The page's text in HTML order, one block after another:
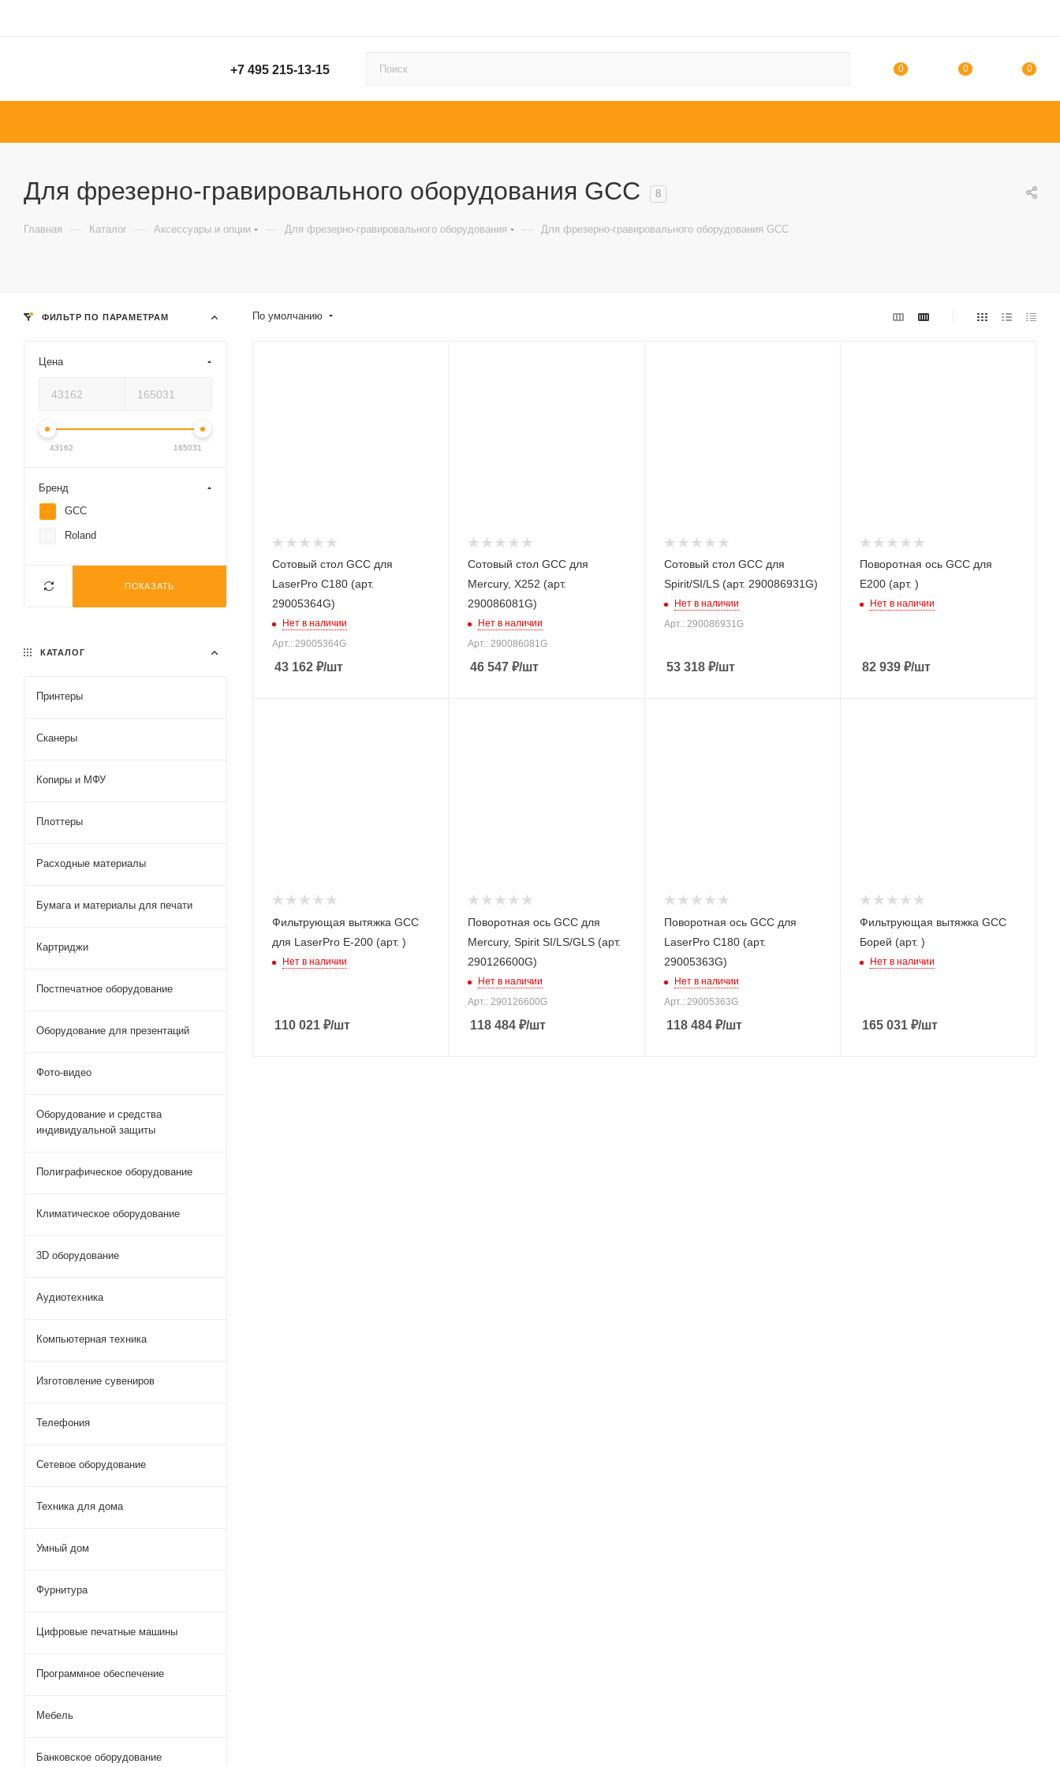
+7 495 215-13-15 0 0 0
Для фрезерно-гравировального оборудования GCC 8
Главная — Каталог — Аксессуары и опции — Для фрезерно-гравировального оборудования — Для фрезерно-гравировального оборудования GCC
По умолчанию
Сотовый стол GCC для
LaserPro C180 (арт.
29005364G)
Нет в наличии
Арт.: 29005364G
43 162 ₽/шт
Сотовый стол GCC для
Мercury, Х252 (арт.
290086081G)
Нет в наличии
Арт.: 290086081G
46 547 ₽/шт
Сотовый стол GCC для
Spirit/SI/LS (арт. 290086931G)
Нет в наличии
Арт.: 290086931G
53 318₽/шт
Поворотная ось GCC для
E200 (арт. )
Нет в наличии
82 939₽/шт
Фильтрующая вытяжка GCC
для LaserPro Е-200 (арт. )
Нет в наличии
110 021 ₽/шт
Поворотная ось GCC для
Mercury, Spirit SI/LS/GLS (арт.
290126600G)
Нет в наличии
Арт.: 290126600G
118 484 ₽/шт
Поворотная ось GCC для
LaserPro C180 (арт.
29005363G)
Нет в наличии
Арт.: 29005363G
118 484₽/шт
Фильтрующая вытяжка GCC
Борей (арт. )
Нет в наличии
165 031₽/шт
ФИЛЬТР ПО ПАРАМЕТРАМ
Цена
43162 165031
Бренд
GCC
Roland
ПОКАЗАТЬ
КАТАЛОГ
Принтеры
Сканеры
Копиры и МФУ
Плоттеры
Расходные материалы
Бумага и материалы для печати
Картриджи
Постпечатное оборудование
Оборудование для презентаций
Фото-видео
Оборудование и средства
индивидуальной защиты
Полиграфическое оборудование
Климатическое оборудование
3D оборудование
Аудиотехника
Компьютерная техника
Изготовление сувениров
Телефония
Сетевое оборудование
Техника для дома
Умный дом
Фурнитура
Цифровые печатные машины
Программное обеспечение
Мебель
Банковское оборудование